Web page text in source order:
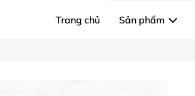
Trang chủ Sản phẩm